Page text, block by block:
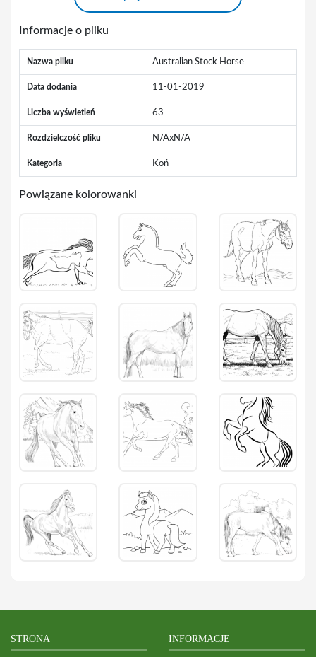
Informacje o pliku
Nazwa pliku Australian Stock Horse
Data dodania 11-01-2019
Liczba wyświetleń 63
Rozdzielczość pliku N/AxN/A
Kategoria Koń
Powiązane kolorowanki
STRONA INFORMACJE